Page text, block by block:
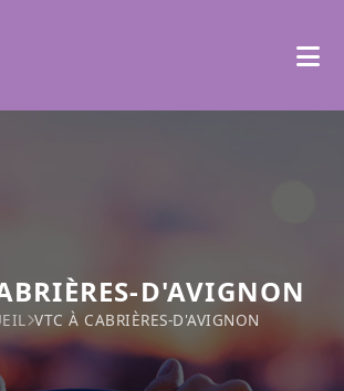
D'AVIGNON
VTC À CABRIÈRES-D'AVIGNON